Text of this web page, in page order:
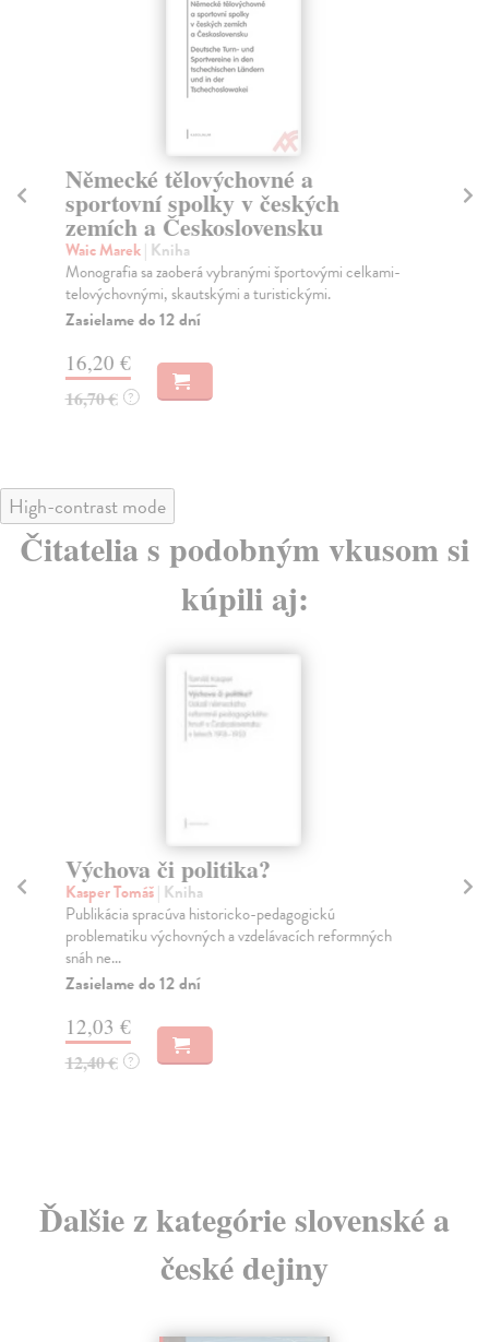
Německé tělovýchovné a
sportovní spolky v českých
zemích a Československu
Waic Marek| Kniha
Monografia sa zaoberá vybranými športovými celkami-
telovýchovnými, skautskými a turistickými.
Zasielame do 12 dní
16,20 €
16,70 € ?
High-contrast mode
Čitatelia s podobným vkusom si
kúpili aj:
Výchova či politika?
Kasper Tomáš| Kniha
Publikácia spracúva historicko-pedagogickú
problematiku výchovných a vzdelávacích reformných
snáh ne...
Zasielame do 12 dní
12,03 €
12,40 € ?
Ďalšie z kategórie slovenské a
české dejiny